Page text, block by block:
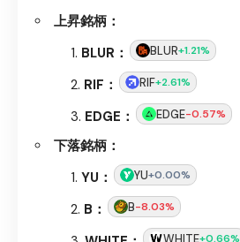
上昇銘柄：
BLUR：
BLUR+1.21%
RIF： RIF+2.61%
EDGE： EDGE-0.57%
下落銘柄：
YU：
YU+0.00%
B： B-8.03%
WHITE+0.66%